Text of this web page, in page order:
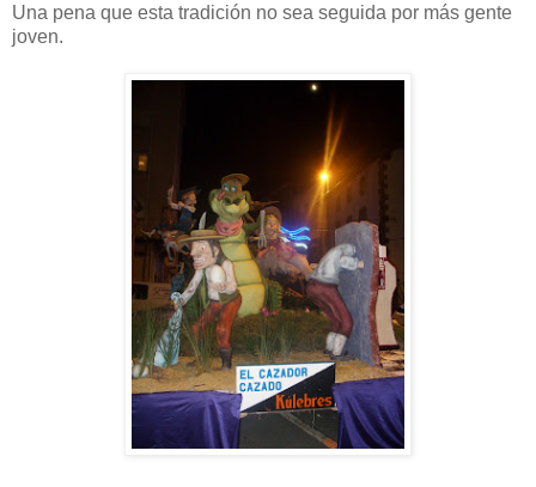
Una pena que esta tradición no sea seguida por más gente
joven.